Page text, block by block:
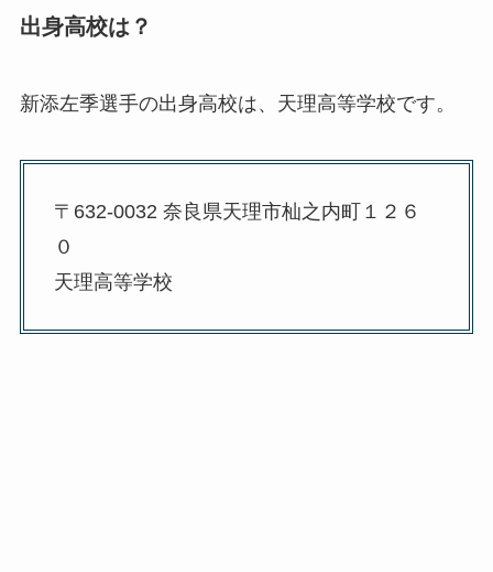
出身高校は？
新添左季選手の出身高校は、天理高等学校です。
〒632-0032 奈良県天理市杣之内町１２６
０
天理高等学校